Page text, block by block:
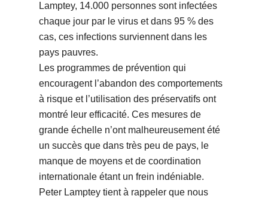
Lamptey, 14.000 personnes sont infectées
chaque jour par le virus et dans 95 % des
cas, ces infections surviennent dans les
pays pauvres.
Les programmes de prévention qui
encouragent l’abandon des comportements
à risque et l’utilisation des préservatifs ont
montré leur efficacité. Ces mesures de
grande échelle n’ont malheureusement été
un succès que dans très peu de pays, le
manque de moyens et de coordination
internationale étant un frein indéniable.
Peter Lamptey tient à rappeler que nous